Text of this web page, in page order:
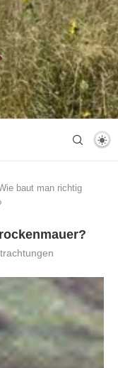
baut man richtig